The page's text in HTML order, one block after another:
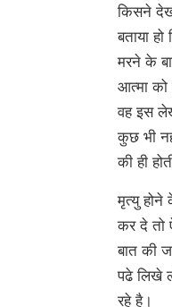
किसने
बताया
मरने के
आत्मा को
वह इस
कुछ भी
की ही
मृत्यु
कर दे तो
बात की
पढे लिखे
रहे है।